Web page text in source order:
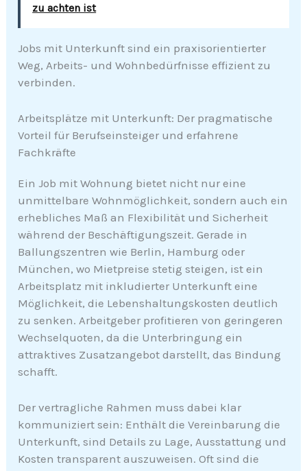
zu achten ist
Jobs mit Unterkunft sind ein praxisorientierter
Weg, Arbeits- und Wohnbedürfnisse effizient zu
verbinden.
Arbeitsplätze mit Unterkunft: Der pragmatische
Vorteil für Berufseinsteiger und erfahrene
Fachkräfte
Ein Job mit Wohnung bietet nicht nur eine
unmittelbare Wohnmöglichkeit, sondern auch ein
erhebliches Maß an Flexibilität und Sicherheit
während der Beschäftigungszeit. Gerade in
Ballungszentren wie Berlin, Hamburg oder
München, wo Mietpreise stetig steigen, ist ein
Arbeitsplatz mit inkludierter Unterkunft eine
Möglichkeit, die Lebenshaltungskosten deutlich
zu senken. Arbeitgeber profitieren von geringeren
Wechselquoten, da die Unterbringung ein
attraktives Zusatzangebot darstellt, das Bindung
schafft.
Der vertragliche Rahmen muss dabei klar
kommuniziert sein: Enthält die Vereinbarung die
Unterkunft, sind Details zu Lage, Ausstattung und
Kosten transparent auszuweisen. Oft sind die